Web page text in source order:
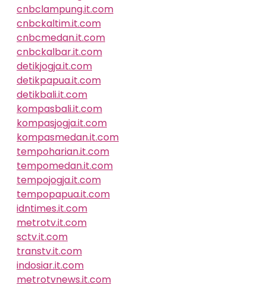
cnbclampung.it.com
cnbckaltim.it.com
cnbcmedan.it.com
cnbckalbar.it.com
detikjogja.it.com
detikpapua.it.com
detikbali.it.com
kompasbali.it.com
kompasjogja.it.com
kompasmedan.it.com
tempoharian.it.com
tempomedan.it.com
tempojogja.it.com
tempopapua.it.com
idntimes.it.com
metrotv.it.com
sctv.it.com
transtv.it.com
indosiar.it.com
metrotvnews.it.com